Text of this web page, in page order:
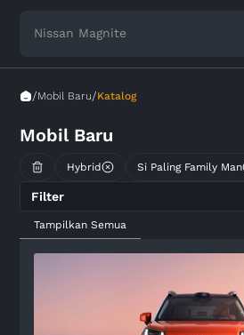
Nissan Magnite
/Mobil Baru/Katalog
Mobil Baru
Hybrid Si Paling Family Man
Filter
Tampilkan Semua